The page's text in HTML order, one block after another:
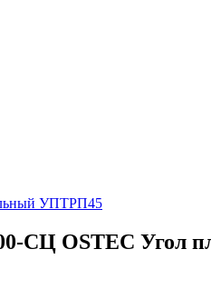
УПТРП45
СЦ OSTEC Угол